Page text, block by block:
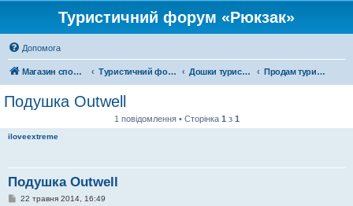
Туристичний форум «Рюкзак»
Допомога
Магазин спорядження Туристичний форум «Рюкзак» Дошки туристичних оголошень Продам туристичне спорядження
Подушка Outwell
1 повідомлення • Сторінка 1 з 1
iloveextreme
Подушка Outwell
П22 травня 2014, 16:49